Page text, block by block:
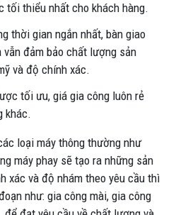
thiểu nhất cho khách hàng.
thời gian ngắn nhất, bàn giao
vẫn đảm bảo chất lượng sản
và độ chính xác.
tối ưu, giá gia công luôn rẻ
khác.
loại máy thông thường như
máy phay sẽ tạo ra những sản
xác và độ nhám theo yêu cầu thì
như: gia công mài, gia công